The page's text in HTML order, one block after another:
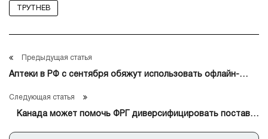
ТРУТНЕВ
Предыдущая статья
Аптеки в РФ с сентября обяжут использовать офлайн-
Следующая статья
Канада может помочь ФРГ диверсифицировать поставки